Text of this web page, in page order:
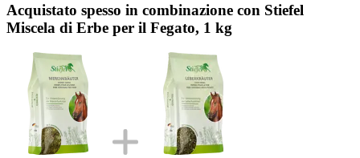
Acquistato spesso in combinazione con Stiefel
Miscela di Erbe per il Fegato, 1 kg